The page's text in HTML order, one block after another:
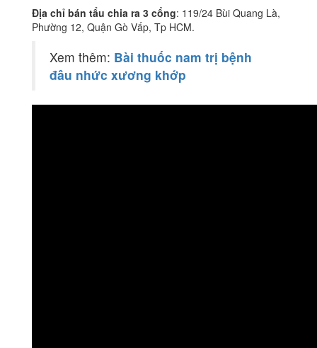
Địa chỉ bán tẩu chia ra 3 cổng: 119/24 Bùi Quang Là,
Phường 12, Quận Gò Vấp, Tp HCM.
Xem thêm: Bài thuốc nam trị bệnh
đâu nhức xương khớp